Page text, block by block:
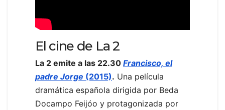
El cine de La 2
La 2 emite a las 22.30 Francisco, el
padre Jorge (2015). Una película
dramática española dirigida por Beda
Docampo Feijóo y protagonizada por